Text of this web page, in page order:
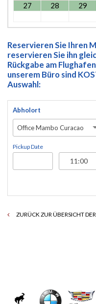
27
28 29
Reservieren Sie Ihren
reservieren Sie ihn
Rückgabe am
unserem Büro sind
Auswahl:
Abholort
Office Mambo Curacao
Pickup Date
ZURÜCK ZUR ÜBERSICHT